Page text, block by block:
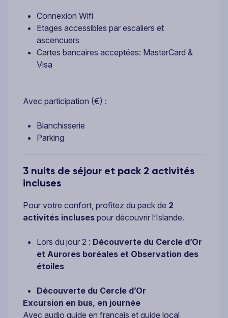
Connexion Wifi
Etages accessibles par escaliers et
ascencuers
Cartes bancaires acceptées: MasterCard &
Visa
Avec participation (€) :
Blanchisserie
Parking
3 nuits de séjour et pack 2 activités
incluses
Pour votre confort, profitez du pack de 2
activités incluses pour découvrir l’Islande.
Lors du jour 2 : Découverte du Cercle d’Or
et Aurores boréales et Observation des
étoiles
Découverte du Cercle d’Or
Excursion en bus, en journée
Avec audio guide en français et guide local